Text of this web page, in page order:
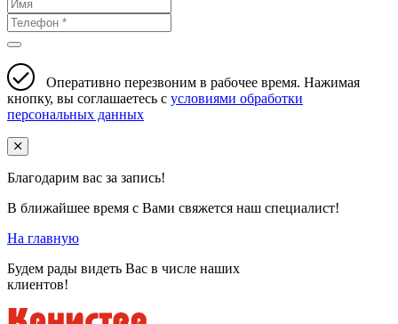
Оперативно перезвоним в рабочее время. Нажимая
кнопку, вы соглашаетесь с условиями обработки
персональных данных
Благодарим вас за запись!
В ближайшее время с Вами свяжется наш специалист!
На главную
Будем рады видеть Вас в числе наших
клиентов!